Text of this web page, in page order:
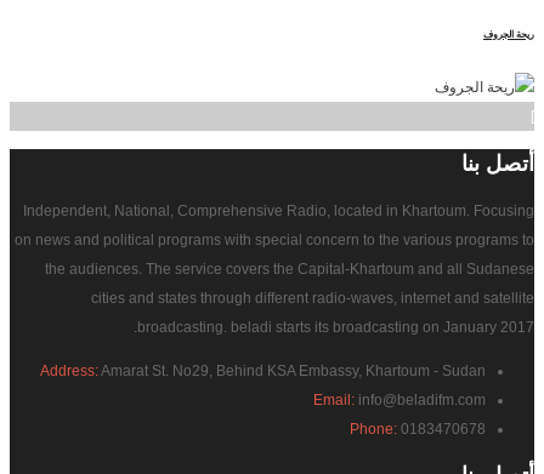
ريحة الجروف
]
أتصل بنا
Independent, National, Comprehensive Radio, located in Khartoum. Focusing
on news and political programs with special concern to the various programs to
the audiences. The service covers the Capital-Khartoum and all Sudanese
cities and states through different radio-waves, internet and satellite
broadcasting. beladi starts its broadcasting on January 2017.
Address:Amarat St. No29, Behind KSA Embassy, Khartoum - Sudan
Email: info@beladifm.com
Phone: 0183470678